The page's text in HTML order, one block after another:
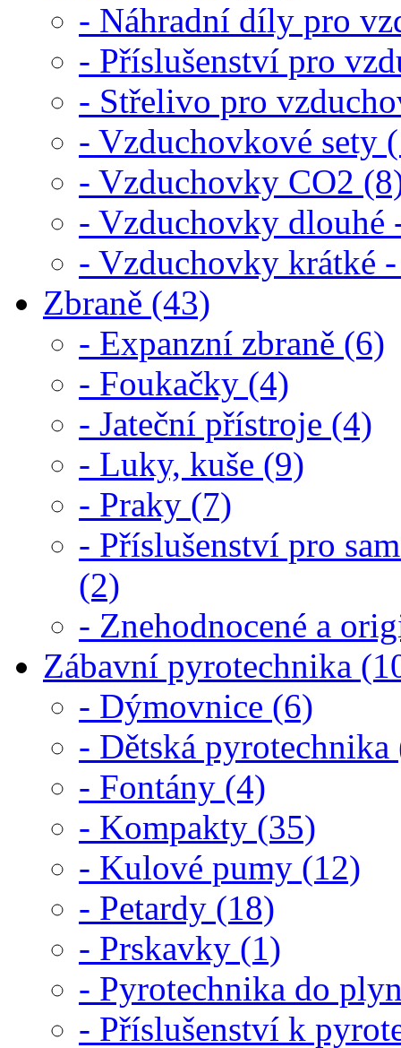
- Náhradní díly pro
- Příslušenství pro
- Střelivo pro
- Vzduchovkové sety
- Vzduchovky CO2
- Vzduchovky dlouhé
- Vzduchovky krátké
Zbraně (43)
- Expanzní zbraně (6)
- Foukačky (4)
- Jateční přístroje (4)
- Luky, kuše (9)
- Praky (7)
- Příslušenství pro
(2)
- Znehodnocené a
Zábavní pyrotechnika
- Dýmovnice (6)
- Dětská pyrotechnika
- Fontány (4)
- Kompakty (35)
- Kulové pumy (12)
- Petardy (18)
- Prskavky (1)
- Pyrotechnika do
- Příslušenství k